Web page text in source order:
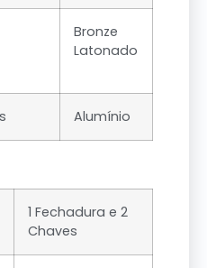
Bronze
Latonado
Alumínio
1 Fechadura e 2
Chaves